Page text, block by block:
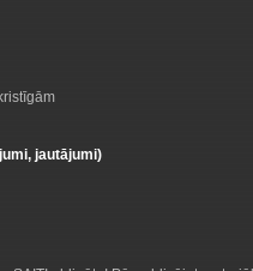
jautājumi)